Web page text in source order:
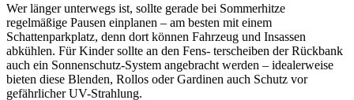
Wer länger unterwegs ist, sollte gerade bei Sommerhitze
regelmäßige Pausen einplanen – am besten mit einem
Schattenparkplatz, denn dort können Fahrzeug und Insassen
abkühlen. Für Kinder sollte an den Fens- terscheiben der Rückbank
auch ein Sonnenschutz-System angebracht werden – idealerweise
bieten diese Blenden, Rollos oder Gardinen auch Schutz vor
gefährlicher UV-Strahlung.